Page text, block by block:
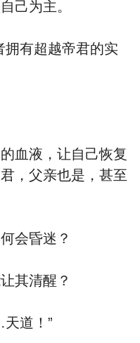
己为主。
有超越帝君的实
液，让自己恢复
，父亲也是，甚至
会昏迷？
其清醒？
道！”